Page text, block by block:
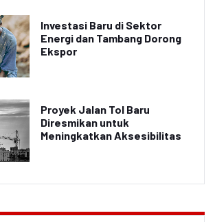
Investasi Baru di Sektor
Energi dan Tambang Dorong
Ekspor
Proyek Jalan Tol Baru
Diresmikan untuk
Meningkatkan Aksesibilitas